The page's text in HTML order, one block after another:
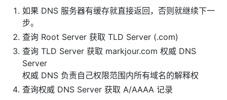
如果 DNS 服务器有缓存就直接返回，否则就继续下一
步。
查询 Root Server 获取 TLD Server (.com)
查询 TLD Server 获取 markjour.com 权威 DNS
Server
权威 DNS 负责自己权限范围内所有域名的解释权
查询权威 DNS Server 获取 A/AAAA 记录